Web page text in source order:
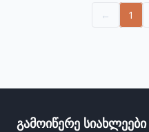
← 1
გამოიწერე სიახლეები